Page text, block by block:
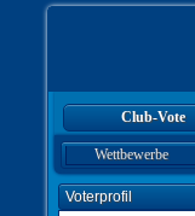
Club-Vote
Wettbewerbe
Voterprofil